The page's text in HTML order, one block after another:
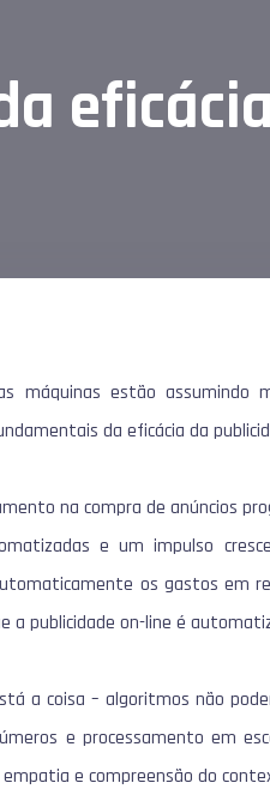
máquinas estão assumindo
da eficácia da
na compra de anúncios
e um impulso
os gastos em
a publicidade on-line é
a coisa – algoritmos não
e processamento em
e compreensão do